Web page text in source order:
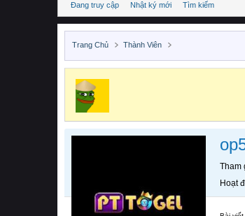
Đang truy cập Nhật ký mới Tìm kiếm
Trang Chủ Thành Viên
Tham
Hoạt